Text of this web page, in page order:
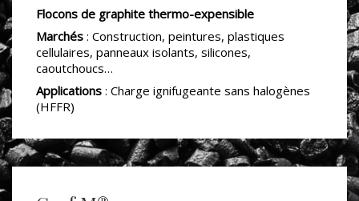
Flocons de graphite thermo-expensible
Marchés : Construction, peintures, plastiques
cellulaires, panneaux isolants, silicones,
caoutchoucs…
Applications : Charge ignifugeante sans halogènes
(HFFR)